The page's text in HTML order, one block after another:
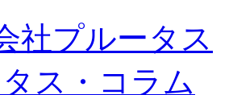
社プルータス
ス・コラム